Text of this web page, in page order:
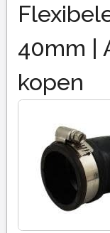
40mm |
kopen